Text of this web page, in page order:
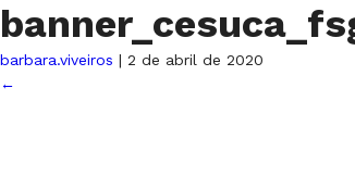
barbara.viveiros | 2 de abril de 2020
←